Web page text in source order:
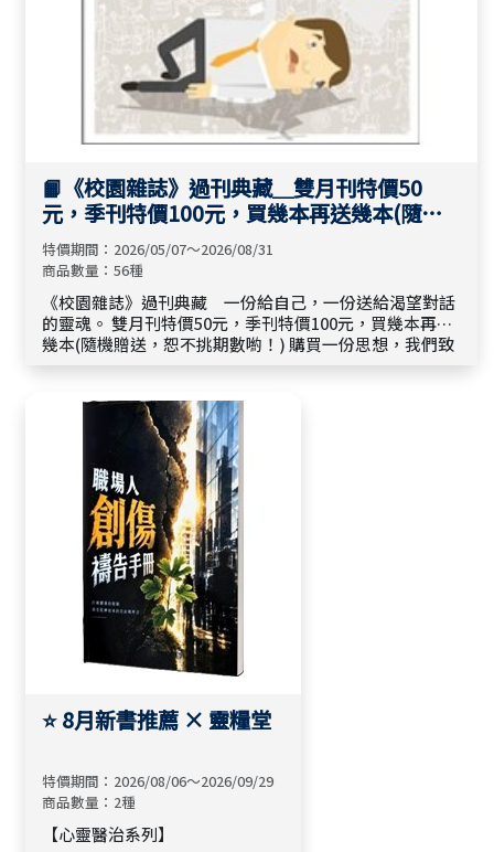
📙《校園雜誌》過刊典藏＿雙月刊特價50
元，季刊特價100元，買幾本再送幾本(隨機
送恕不挑期數)🌈
特價期間：2026/05/07～2026/08/31
商品數量：56種
《校園雜誌》過刊典藏 一份給自己，一份送給渴望對話
的靈魂。 雙月刊特價50元，季刊特價100元，買幾本再送
幾本(隨機贈送，恕不挑期數喲！) 購買一份思想，我們致
⭐ 8月新書推薦 × 靈糧堂
特價期間：2026/08/06～2026/09/29
商品數量：2種
【心靈醫治系列】